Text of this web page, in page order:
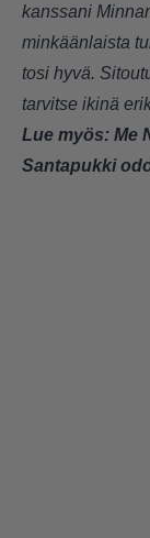
kanssani
minkäänlaista
tosi hyvä.
tarvitse ikinä
Lue myös: Me
Santapukki